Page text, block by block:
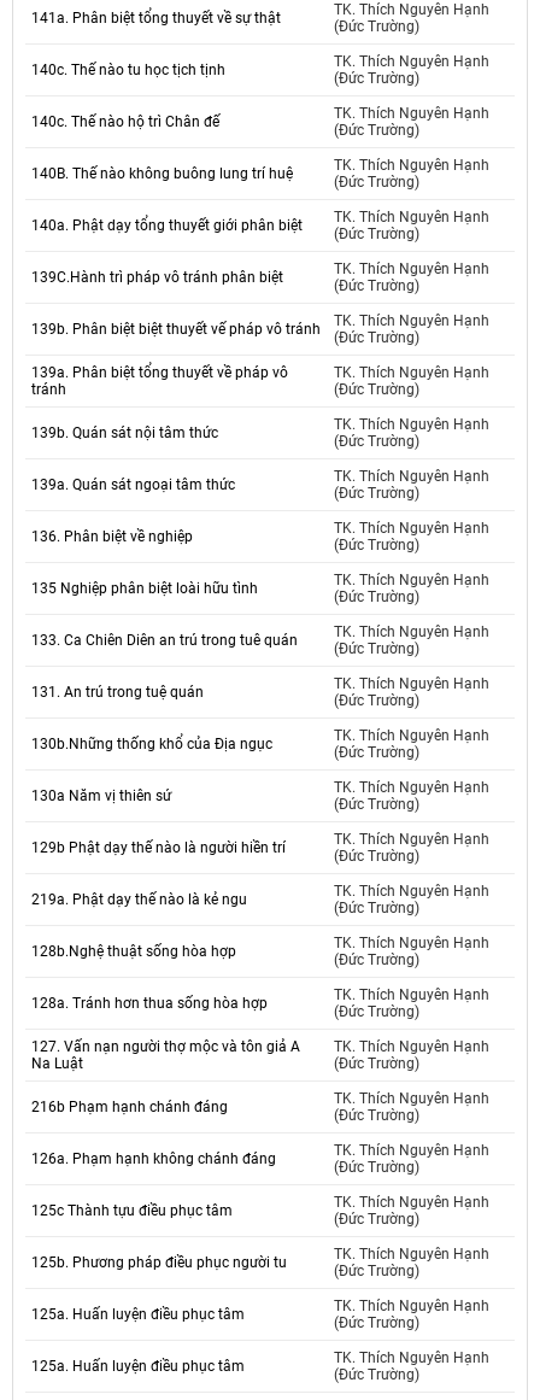
141a. Phân biệt tổng thuyết về sự thật
TK. Thích Nguyên Hạnh
(Đức Trường)
140c. Thế nào tu học tịch tịnh
TK. Thích Nguyên Hạnh
(Đức Trường)
140c. Thế nào hộ trì Chân đế
TK. Thích Nguyên Hạnh
(Đức Trường)
140B. Thế nào không buông lung trí huệ
TK. Thích Nguyên Hạnh
(Đức Trường)
140a. Phật dạy tổng thuyết giới phân biệt
TK. Thích Nguyên Hạnh
(Đức Trường)
139C.Hành trì pháp vô tránh phân biệt
TK. Thích Nguyên Hạnh
(Đức Trường)
139b. Phân biệt biệt thuyết vế pháp vô tránh
TK. Thích Nguyên Hạnh
(Đức Trường)
139a. Phân biệt tổng thuyết về pháp vô
tránh
TK. Thích Nguyên Hạnh
(Đức Trường)
139b. Quán sát nội tâm thức
TK. Thích Nguyên Hạnh
(Đức Trường)
139a. Quán sát ngoại tâm thức
TK. Thích Nguyên Hạnh
(Đức Trường)
136. Phân biệt về nghiệp
TK. Thích Nguyên Hạnh
(Đức Trường)
135 Nghiệp phân biệt loài hữu tình
TK. Thích Nguyên Hạnh
(Đức Trường)
133. Ca Chiên Diên an trú trong tuê quán
TK. Thích Nguyên Hạnh
(Đức Trường)
131. An trú trong tuệ quán
TK. Thích Nguyên Hạnh
(Đức Trường)
130b.Những thống khổ của Địa ngục
TK. Thích Nguyên Hạnh
(Đức Trường)
130a Năm vị thiên sứ
TK. Thích Nguyên Hạnh
(Đức Trường)
129b Phật dạy thế nào là người hiền trí
TK. Thích Nguyên Hạnh
(Đức Trường)
219a. Phật dạy thế nào là kẻ ngu
TK. Thích Nguyên Hạnh
(Đức Trường)
128b.Nghệ thuật sống hòa hợp
TK. Thích Nguyên Hạnh
(Đức Trường)
128a. Tránh hơn thua sống hòa hợp
TK. Thích Nguyên Hạnh
(Đức Trường)
127. Vấn nạn người thợ mộc và tôn giả A
Na Luật
TK. Thích Nguyên Hạnh
(Đức Trường)
216b Phạm hạnh chánh đáng
TK. Thích Nguyên Hạnh
(Đức Trường)
126a. Phạm hạnh không chánh đáng
TK. Thích Nguyên Hạnh
(Đức Trường)
125c Thành tựu điều phục tâm
TK. Thích Nguyên Hạnh
(Đức Trường)
125b. Phương pháp điều phục người tu
TK. Thích Nguyên Hạnh
(Đức Trường)
125a. Huấn luyện điều phục tâm
TK. Thích Nguyên Hạnh
(Đức Trường)
125a. Huấn luyện điều phục tâm
TK. Thích Nguyên Hạnh
(Đức Trường)